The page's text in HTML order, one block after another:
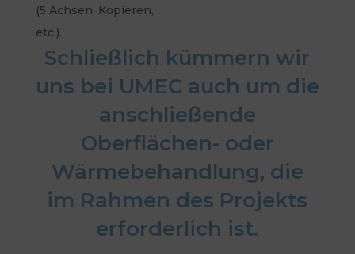
(5 Achsen, Kopieren,
etc.).
Schließlich kümmern wir
uns bei UMEC auch um die
anschließende
Oberflächen- oder
Wärmebehandlung, die
im Rahmen des Projekts
erforderlich ist.